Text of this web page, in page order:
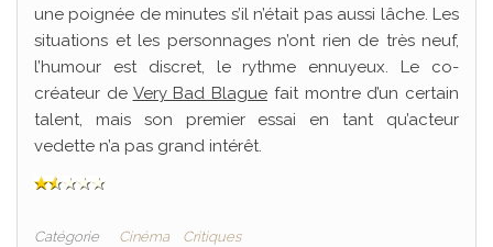
une poignée de minutes s’il n’était pas aussi lâche. Les
situations et les personnages n’ont rien de très neuf,
l’humour est discret, le rythme ennuyeux. Le co-
créateur de Very Bad Blague fait montre d’un certain
talent, mais son premier essai en tant qu’acteur
vedette n’a pas grand intérêt.
Catégorie Cinéma Critiques